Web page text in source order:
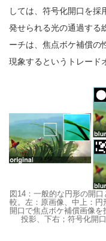
しては、符号化開口を採
発せられる光の通過する
ーチは、焦点ボケ補償の
現象するというトレード
図14：一般的な円形の開
較。左：原画像、中上：
開口で焦点ボケ補償画像
投影、下右；符号化開